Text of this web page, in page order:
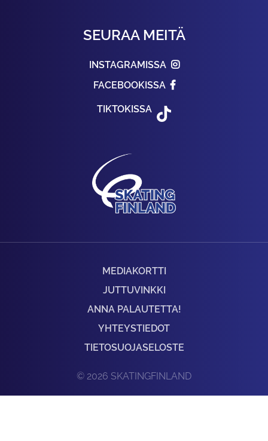
SEURAA MEITÄ
INSTAGRAMISSA
FACEBOOKISSA
TIKTOKISSA
MEDIAKORTTI
JUTTUVINKKI
ANNA PALAUTETTA!
YHTEYSTIEDOT
TIETOSUOJASELOSTE
© 2026 SKATINGFINLAND